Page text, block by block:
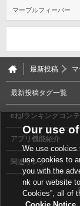
マーブルフィーバー
最新投稿
最新投稿タグ一覧
eね!ランキングコン
アプリ機能紹介
関連リンク
Our use
We use cookies
use cookies to
you with the
nk our website
Cookies”, all of